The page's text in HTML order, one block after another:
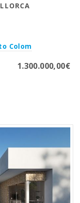
Colom
1.300.000,00€